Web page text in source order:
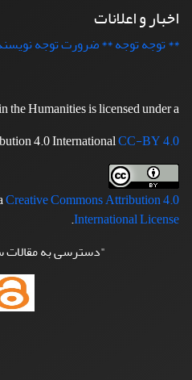
اخبار و اعلانات
** توجه توجه ** ضرورت توجه
the Humanities is licensed under a
4.0 InternationalCC-BY 4.0
Creative Commons Attribution 4.0
International License
.
"دسترسی به